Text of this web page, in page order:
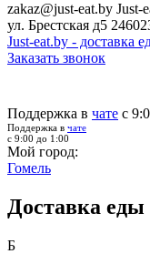
zakaz@just-eat.by Just-
ул. Брестская д5
Just-eat.by - доставка
Заказать звонок
Поддержка в чате с
Поддержка в чате
с 9:00 до 1:00
Мой город:
Гомель
Доставка еды
Б